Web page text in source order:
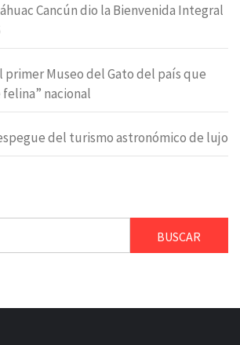
Cancún dio la Bienvenida Integral
primer Museo del Gato del país que
nacional
del turismo astronómico de lujo